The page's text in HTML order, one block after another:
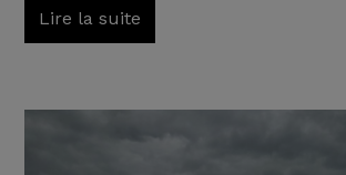
Lire la suite